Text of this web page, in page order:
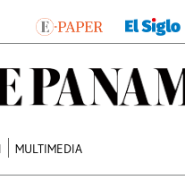
MULTIMEDIA